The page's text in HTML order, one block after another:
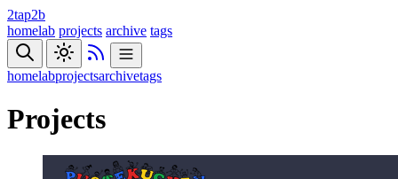
2tap2b
homelab projects archive tags
homelabprojectsarchivetags
Projects